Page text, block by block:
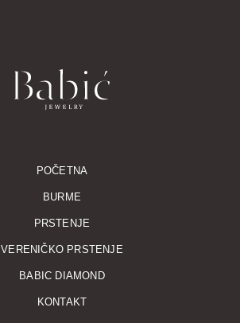
POČETNA
BURME
PRSTENJE
VERENIČKO PRSTENJE
BABIC DIAMOND
KONTAKT